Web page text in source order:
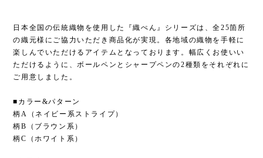
日本全国の伝統織物を使用した『織ぺん』シリーズは、全25箇所
の織元様にご協力いただき商品化が実現。各地域の織物を手軽に
楽しんでいただけるアイテムとなっております。幅広くお使いい
ただけるように、ボールペンとシャープペンの2種類をそれぞれに
ご用意しました。
■カラー&パターン
柄A（ネイビー系ストライプ）
柄B（ブラウン系）
柄C（ホワイト系）